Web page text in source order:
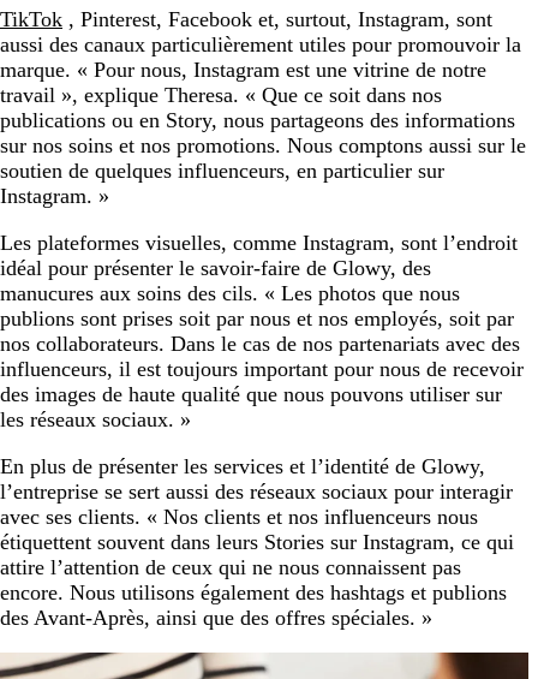
TikTok , Pinterest, Facebook et, surtout, Instagram, sont
aussi des canaux particulièrement utiles pour promouvoir la
marque. « Pour nous, Instagram est une vitrine de notre
travail », explique Theresa. « Que ce soit dans nos
publications ou en Story, nous partageons des informations
sur nos soins et nos promotions. Nous comptons aussi sur le
soutien de quelques influenceurs, en particulier sur
Instagram. »
Les plateformes visuelles, comme Instagram, sont l’endroit
idéal pour présenter le savoir-faire de Glowy, des
manucures aux soins des cils. « Les photos que nous
publions sont prises soit par nous et nos employés, soit par
nos collaborateurs. Dans le cas de nos partenariats avec des
influenceurs, il est toujours important pour nous de recevoir
des images de haute qualité que nous pouvons utiliser sur
les réseaux sociaux. »
En plus de présenter les services et l’identité de Glowy,
l’entreprise se sert aussi des réseaux sociaux pour interagir
avec ses clients. « Nos clients et nos influenceurs nous
étiquettent souvent dans leurs Stories sur Instagram, ce qui
attire l’attention de ceux qui ne nous connaissent pas
encore. Nous utilisons également des hashtags et publions
des Avant-Après, ainsi que des offres spéciales. »